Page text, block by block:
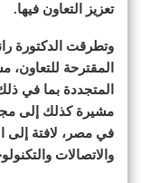
تعزيز التعاون فيها.
وتطرقت الدكتورة
المقترحة
المتجددة بما في
مشيرة كذلك إلى
في مصر، لافتة إلى
والاتصالات